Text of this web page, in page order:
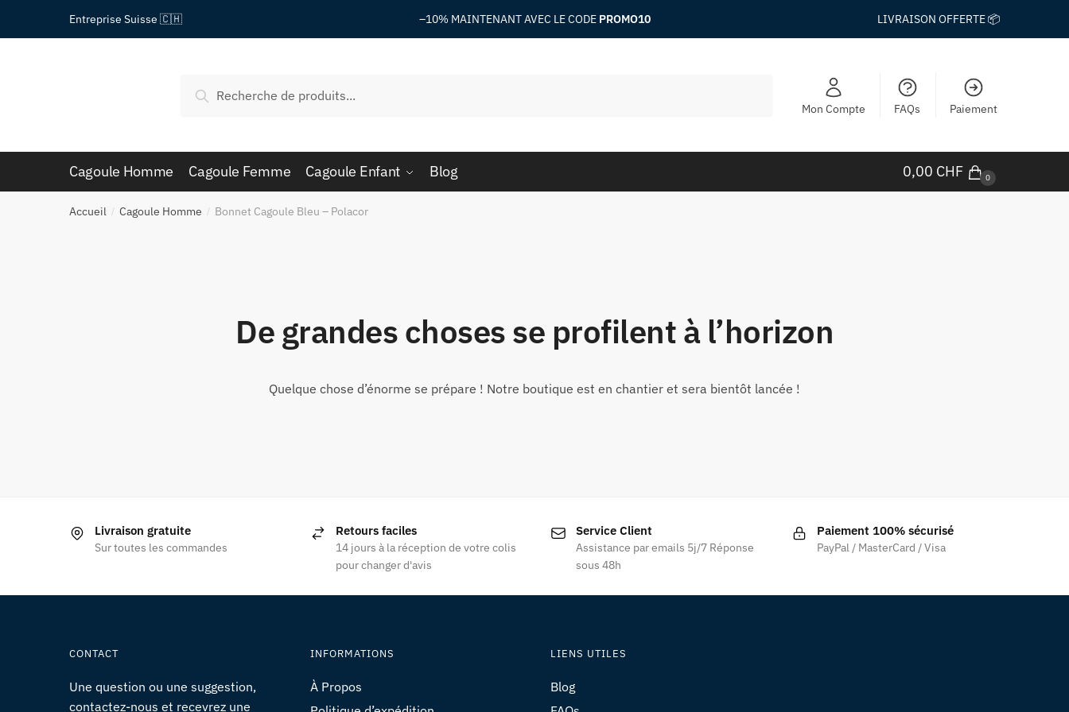
Entreprise Suisse 🇨🇭 –10% MAINTENANT AVEC LE CODE PROMO10 LIVRAISON OFFERTE 📦
pour :
Recherche
Mon Compte FAQs Paiement
Cagoule Homme Cagoule Femme Cagoule Enfant Blog 0,00 CHF 0
Accueil / Cagoule Homme / Bonnet Cagoule Bleu – Polacor
De grandes choses se profilent à l’horizon
Quelque chose d’énorme se prépare ! Notre boutique est en chantier et sera bientôt lancée !
Livraison gratuite
Sur toutes les commandes
Retours faciles
14 jours à la réception de votre colis
pour changer d'avis
Service Client
Assistance par emails 5j/7 Réponse
sous 48h
Paiement 100% sécurisé
PayPal / MasterCard / Visa
CONTACT
Une question ou une suggestion,
contactez-nous et recevrez une
INFORMATIONS
À Propos
LIENS UTILES
Blog